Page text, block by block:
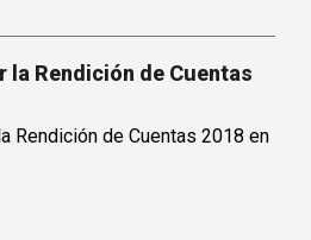
la Rendición de Cuentas